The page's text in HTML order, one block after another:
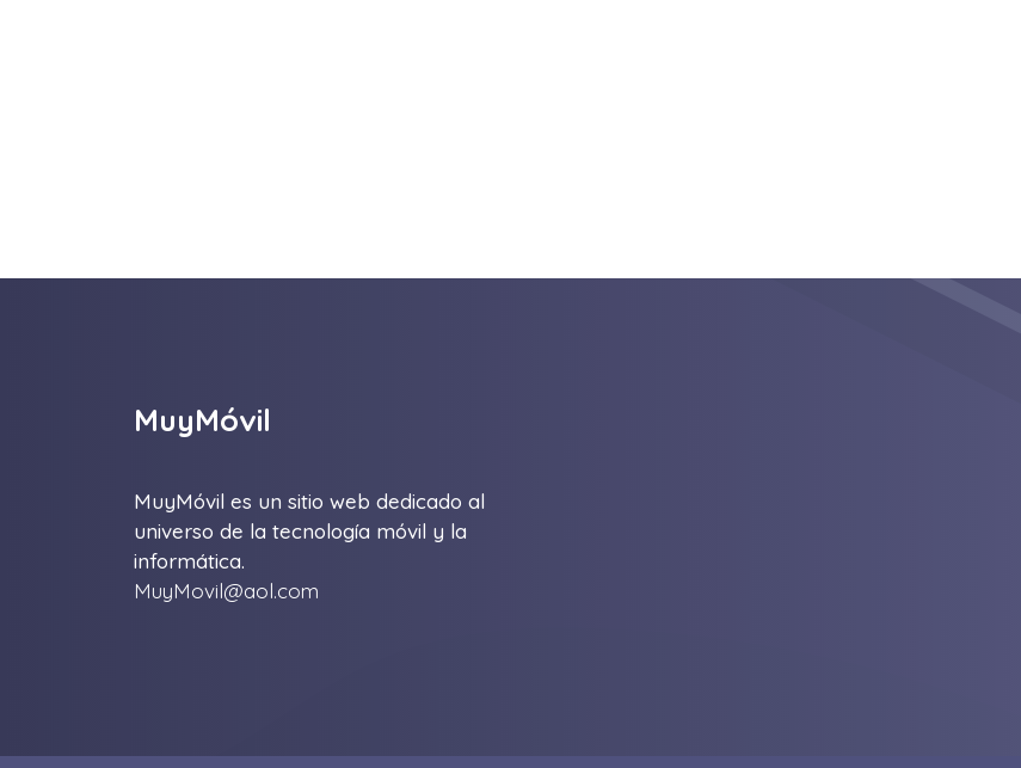
MuyMóvil
MuyMóvil es un sitio web dedicado al
universo de la tecnología móvil y la
informática.
MuyMovil@aol.com